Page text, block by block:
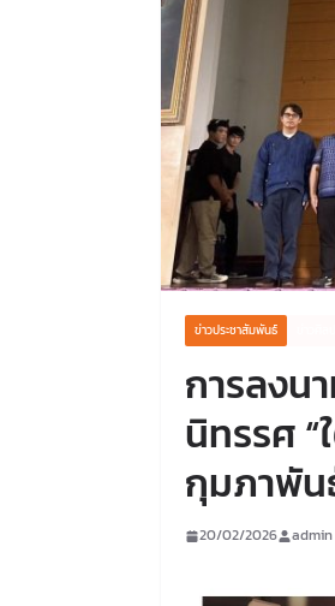
ข่าวประชาสัมพันธ์
การลงน
นิทรรศ
กุมภาพั
20/02/2026 admin